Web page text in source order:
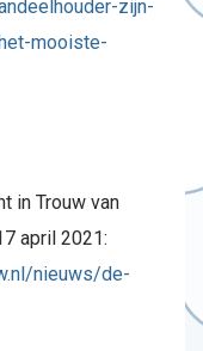
zijn-
mooiste-
in Trouw van
april 2021:
nieuws/de-